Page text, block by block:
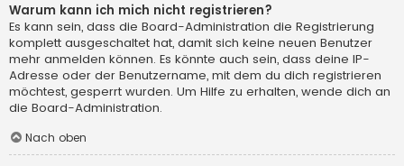
Warum kann ich mich nicht registrieren?
Es kann sein, dass die Board-Administration die Registrierung
komplett ausgeschaltet hat, damit sich keine neuen Benutzer
mehr anmelden können. Es könnte auch sein, dass deine IP-
Adresse oder der Benutzername, mit dem du dich registrieren
möchtest, gesperrt wurden. Um Hilfe zu erhalten, wende dich an
die Board-Administration.
Nach oben